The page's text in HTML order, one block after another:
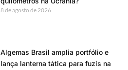
8 de agosto de 2026
Algemas Brasil amplia portfólio e
lança lanterna tática para fuzis na